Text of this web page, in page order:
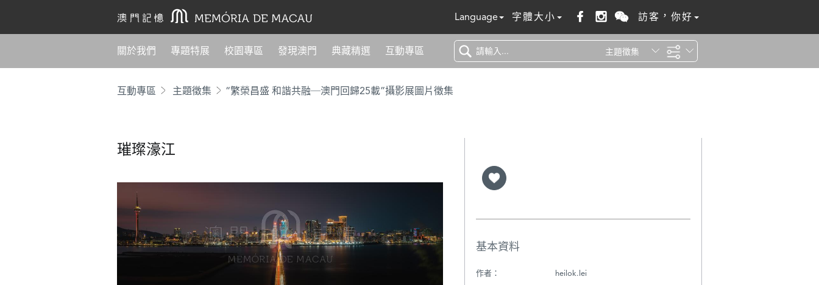
Language 字體大小 訪客，你好
關於我們 專題特展 校園專區 發現澳門 典藏精選 互動專區 主題徵集
互動專區 主題徵集 “繁榮昌盛 和諧共融─澳門回歸25載”攝影展圖片徵集
璀璨濠江
基本資料
作者：
heilok.lei